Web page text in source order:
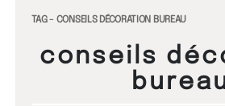
TAG - CONSEILS DÉCORATION BUREAU
conseils